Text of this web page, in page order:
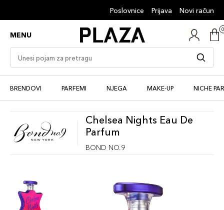
Poslovnice Prijava Novi račun
MENU
BRENDOVI PARFEMI NJEGA MAKE-UP NICHE
Chelsea Nights Eau De
Parfum
BOND NO.9